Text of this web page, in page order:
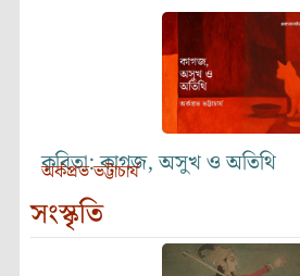
কবিতা: কাগজ, অসুখ ও অতিথি
অর্কপ্রভ ভট্টাচার্য
সংস্কৃতি